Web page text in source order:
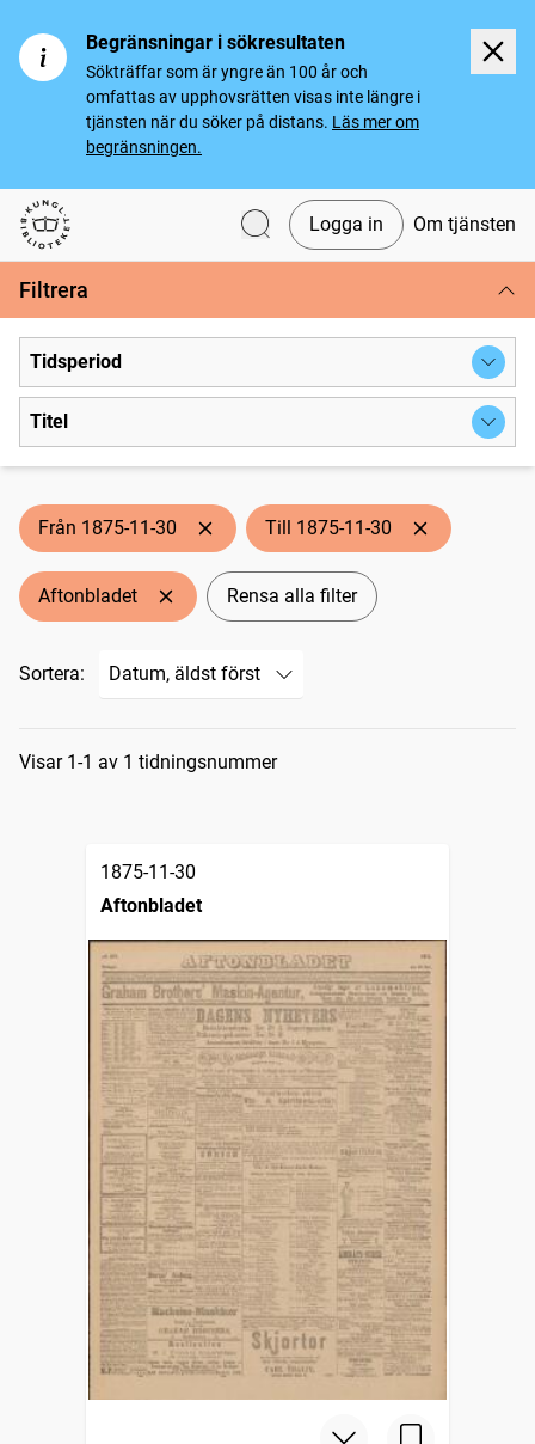
Begränsningar i sökresultaten
Sökträffar som är yngre än 100 år och
omfattas av upphovsrätten visas inte längre i
tjänsten när du söker på distans. Läs mer om
begränsningen.
Svenska tidningar
Logga in Om tjänsten
Filtrera
Tidsperiod
Titel
Från 1875-11-30 Till 1875-11-30
Aftonbladet Rensa alla filter
Sortera:
Sökresultat
Visar 1-1 av 1 tidningsnummer
1875-11-30
Aftonbladet